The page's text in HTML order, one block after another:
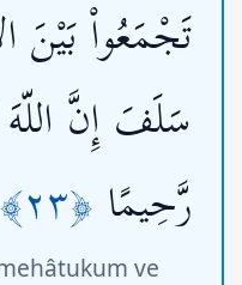
تَجْمَعُواْ بَيْنَ
سَلَفَ إِنَّ
رَّحِيمًا ﴿٢٣﴾
ve